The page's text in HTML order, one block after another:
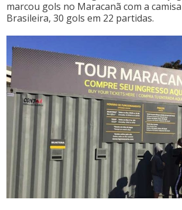
marcou gols no Maracanã com a
Brasileira, 30 gols em 22 partidas.